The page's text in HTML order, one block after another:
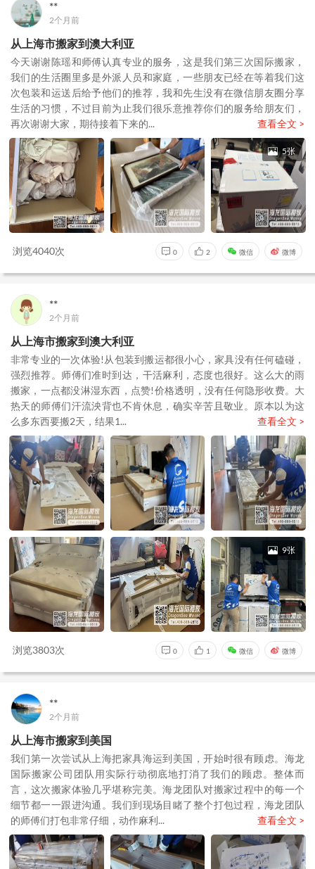
**
2个月前
从上海市搬家到澳大利亚
今天谢谢陈瑶和师傅认真专业的服务，这是我们第三次国际搬家，
我们的生活圈里多是外派人员和家庭，一些朋友已经在等着我们这
次包装和运送后给予他们的推荐，我和先生没有在微信朋友圈分享
生活的习惯，不过目前为止我们很乐意推荐你们的服务给朋友们，
再次谢谢大家，期待接着下来的...
查看全文 >
5张
浏览4040次 0 2 微信 微博
**
2个月前
从上海市搬家到澳大利亚
非常专业的一次体验!从包装到搬运都很小心，家具没有任何磕碰，
强烈推荐。师傅们准时到达，干活麻利，态度也很好。这么大的雨
搬家，一点都没淋湿东西，点赞!价格透明，没有任何隐形收费。大
热天的师傅们汗流泱背也不肯休息，确实辛苦且敬业。原本以为这
么多东西要搬2天，结果1...
查看全文 >
9张
浏览3803次 0 1 微信 微博
**
2个月前
从上海市搬家到美国
我们第一次尝试从上海把家具海运到美国，开始时很有顾虑。海龙
国际搬家公司团队用实际行动彻底地打消了我们的顾虑。整体而
言，这次搬家体验几乎堪称完美。海龙团队对搬家过程中的每一个
细节都一一跟进沟通。我们到现场目睹了整个打包过程，海龙团队
的师傅们打包非常仔细，动作麻利...
查看全文 >